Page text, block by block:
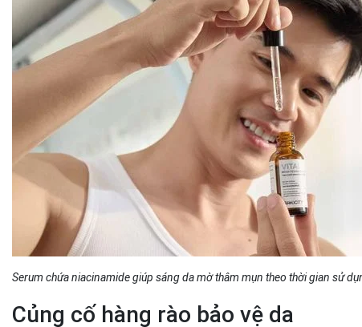
Serum chứa niacinamide giúp sáng da mờ thâm mụn theo thời gian sử
Củng cố hàng rào bảo vệ da